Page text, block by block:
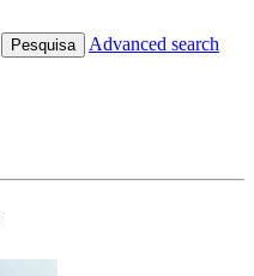
Pesquisa Advanced search